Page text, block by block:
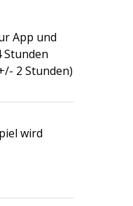
App und
Stunden
2 Stunden)
wird